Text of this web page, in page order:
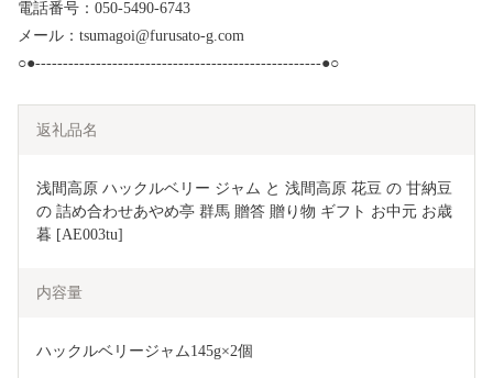
電話番号：050-5490-6743
メール：tsumagoi@furusato-g.com
○●----------------------------------------------------●○
返礼品名
浅間高原 ハックルベリー ジャム と 浅間高原 花豆 の 甘納豆
の 詰め合わせあやめ亭 群馬 贈答 贈り物 ギフト お中元 お歳
暮 [AE003tu]
内容量
ハックルベリージャム145g×2個